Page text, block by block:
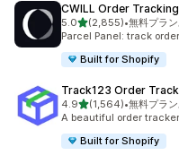
CWILL Order Tracking
5.05つ星中
(2,855)
合計レビュー数：2855件
•無料プラン
Parcel Panel: track
Built for Shopify
Track123 Order
4.95つ星中
(1,564)
合計レビュー数：1564件
•無料プラン
A beautiful order
Built for Shopify